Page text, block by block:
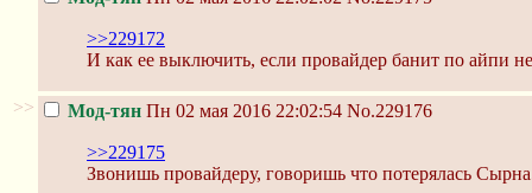
>>229172
И как ее выключить, если провайдер банит по айпи не
>> Мод-тян Пн 02 мая 2016 22:02:54 No.229176
>>229175
Звонишь провайдеру, говоришь что потерялась